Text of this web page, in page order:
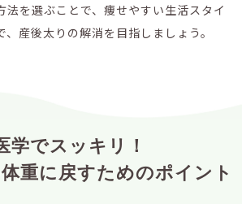
法を選ぶことで、痩せやすい生活スタイ
産後太りの解消を目指しましょう。
学でスッキリ！
重に戻すためのポイント